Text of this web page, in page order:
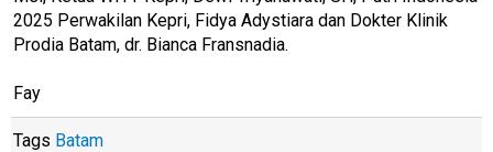
2025 Perwakilan Kepri, Fidya Adystiara dan Dokter Klinik
Prodia Batam, dr. Bianca Fransnadia.
Fay
Tags Batam